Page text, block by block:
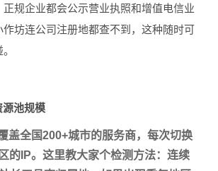
正规企业都会公示营业执照和增值电信业
作坊连公司注册地都查不到，这种随时可
源池规模
盖全国200+城市的服务商，每次切换
的IP。这里教大家个检测方法：连续